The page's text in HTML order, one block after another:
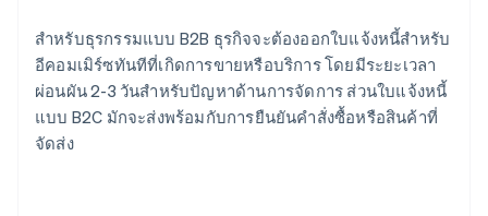
สำหรับธุรกรรมแบบ B2B ธุรกิจจะต้องออกใบแจ้งหนี้สำหรับ
อีคอมเมิร์ซทันทีที่เกิดการขายหรือบริการ โดยมีระยะเวลา
ผ่อนผัน 2-3 วันสำหรับปัญหาด้านการจัดการ ส่วนใบแจ้งหนี้
แบบ B2C มักจะส่งพร้อมกับการยืนยันคำสั่งซื้อหรือสินค้าที่
จัดส่ง